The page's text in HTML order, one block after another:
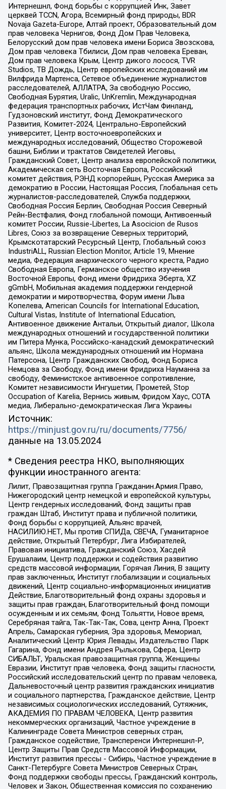
Интернешнл, Фонд борьбы с коррупцией Инк, Завет
церквей TCCN, Агора, Всемирный фонд природы, BDR
Novaja Gazeta-Europe, Алтай проект, Образовательный дом
прав человека Чернигов, Фонд Дом Прав Человека,
Белорусский дом прав человека имени Бориса Звозскова,
Дом прав человека Тбилиси, Дом прав человека Ереван,
Дом прав человека Крым, Центр дикого лосося, TVR
Studios, ТВ Дождь, Центр европейских исследований им
Вилфрида Мартенса, Сетевое объединение журналистов
расследователей, АЛЛАТРА, За свободную Россию,
Свободная Бурятия, Uralic, UnKremlin, Международная
федерация транспортных рабочих, ИстЧам Финланд,
Гудзоновский институт, Фонд Демократического
Развития, Комитет-2024, Центрально-Европейский
университет, Центр восточноевропейских и
международных исследований, Общество Сторожевой
башни, Библии и трактатов Свидетелей Иеговы,
Гражданский Совет, Центр анализа европейской политики,
Академическая сеть Восточная Европа, Российский
комитет действия, РЭНД корпорейшн, Русская Америка за
демократию в России, Настоящая Россия, Глобальная сеть
журналистов-расследователей, Служба поддержки,
Свободная Россия Берлин, Свободная Россия Северный
Рейн-Вестфалия, Фонд глобальной помощи, Антивоенный
комитет России, Russie-Libertes, La Asocicion de Rusos
Libres, Союз за возвращение Северных территорий,
Крымскотатарский Ресурсный Центр, Глобальный союз
IndustriALL, Russian Election Monitor, Article 19, Мнение
медиа, Федерация анархического черного креста, Радио
Свободная Европа, Германское общество изучения
Восточной Европы, Фонд имени Фридриха Эберта, XZ
gGmbH, Мобильная академия поддержки гендерной
демократии и миротворчества, Форум имени Льва
Копелева, American Councils for International Education,
Cultural Vistas, Institute of International Education,
Антивоенное движение Антальи, Открытый диалог, Школа
международных отношений и государственной политики
им Питера Мунка, Российско-канадский демократический
альянс, Школа международных отношений им Нормана
Патерсона, Центр Гражданских Свобод, Фонд Бориса
Немцова за Свободу, Фонд имени Фридриха Науманна за
свободу, Феминистское антивоенное сопротивление,
Комитет независимости Ингушетии, Прометей, Stop
Occupation of Karelia, Вернись живым, Фридом Хаус, СОТА
медиа, Либерально-демократическая Лига Украины
Источник:
https://minjust.gov.ru/ru/documents/7756/
данные на 13.05.2024
* Сведения реестра НКО, выполняющих
функции иностранного агента:
Лилит, Правозащитная группа Гражданин.Армия.Право,
Нижегородский центр немецкой и европейской культуры,
Центр гендерных исследований, Фонд защиты прав
граждан Штаб, Институт права и публичной политики,
Фонд борьбы с коррупцией, Альянс врачей,
НАСИЛИЮ.НЕТ, Мы против СПИДа, СВЕЧА, Гуманитарное
действие, Открытый Петербург, Лига Избирателей,
Правовая инициатива, Гражданский Союз, Хасдей
Ерушалаим, Центр поддержки и содействия развитию
средств массовой информации, Горячая Линия, В защиту
прав заключенных, Институт глобализации и социальных
движений, Центр социально-информационных инициатив
Действие, Благотворительный фонд охраны здоровья и
защиты прав граждан, Благотворительный фонд помощи
осужденным и их семьям, Фонд Тольятти, Новое время,
Серебряная тайга, Так-Так-Так, Сова, центр Анна, Проект
Апрель, Самарская губерния, Эра здоровья, Мемориал,
Аналитический Центр Юрия Левады, Издательство Парк
Гагарина, Фонд имени Андрея Рылькова, Сфера, Центр
СИБАЛЬТ, Уральская правозащитная группа, Женщины
Евразии, Институт прав человека, Фонд защиты гласности,
Российский исследовательский центр по правам человека,
Дальневосточный центр развития гражданских инициатив
и социального партнерства, Гражданское действие, Центр
независимых социологических исследований, Сутяжник,
АКАДЕМИЯ ПО ПРАВАМ ЧЕЛОВЕКА, Центр развития
некоммерческих организаций, Частное учреждение в
Калининграде Совета Министров северных стран,
Гражданское содействие, Трансперенси Интернешнл-Р,
Центр Защиты Прав Средств Массовой Информации,
Институт развития прессы - Сибирь, Частное учреждение в
Санкт-Петербурге Совета Министров Северных Стран,
Фонд поддержки свободы прессы, Гражданский контроль,
Человек и Закон, Общественная комиссия по сохранению